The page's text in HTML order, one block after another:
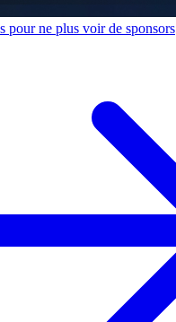
pour ne plus voir de sponsors